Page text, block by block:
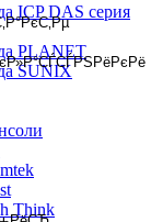
ICP DAS серия
PLANET
SUNIX
Think